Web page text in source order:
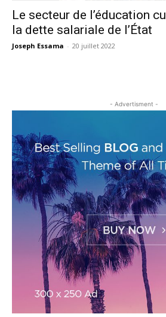
Le secteur de l’éducation
la dette salariale de l’État
Joseph Essama - 20 juillet 2022
- Advertisment -